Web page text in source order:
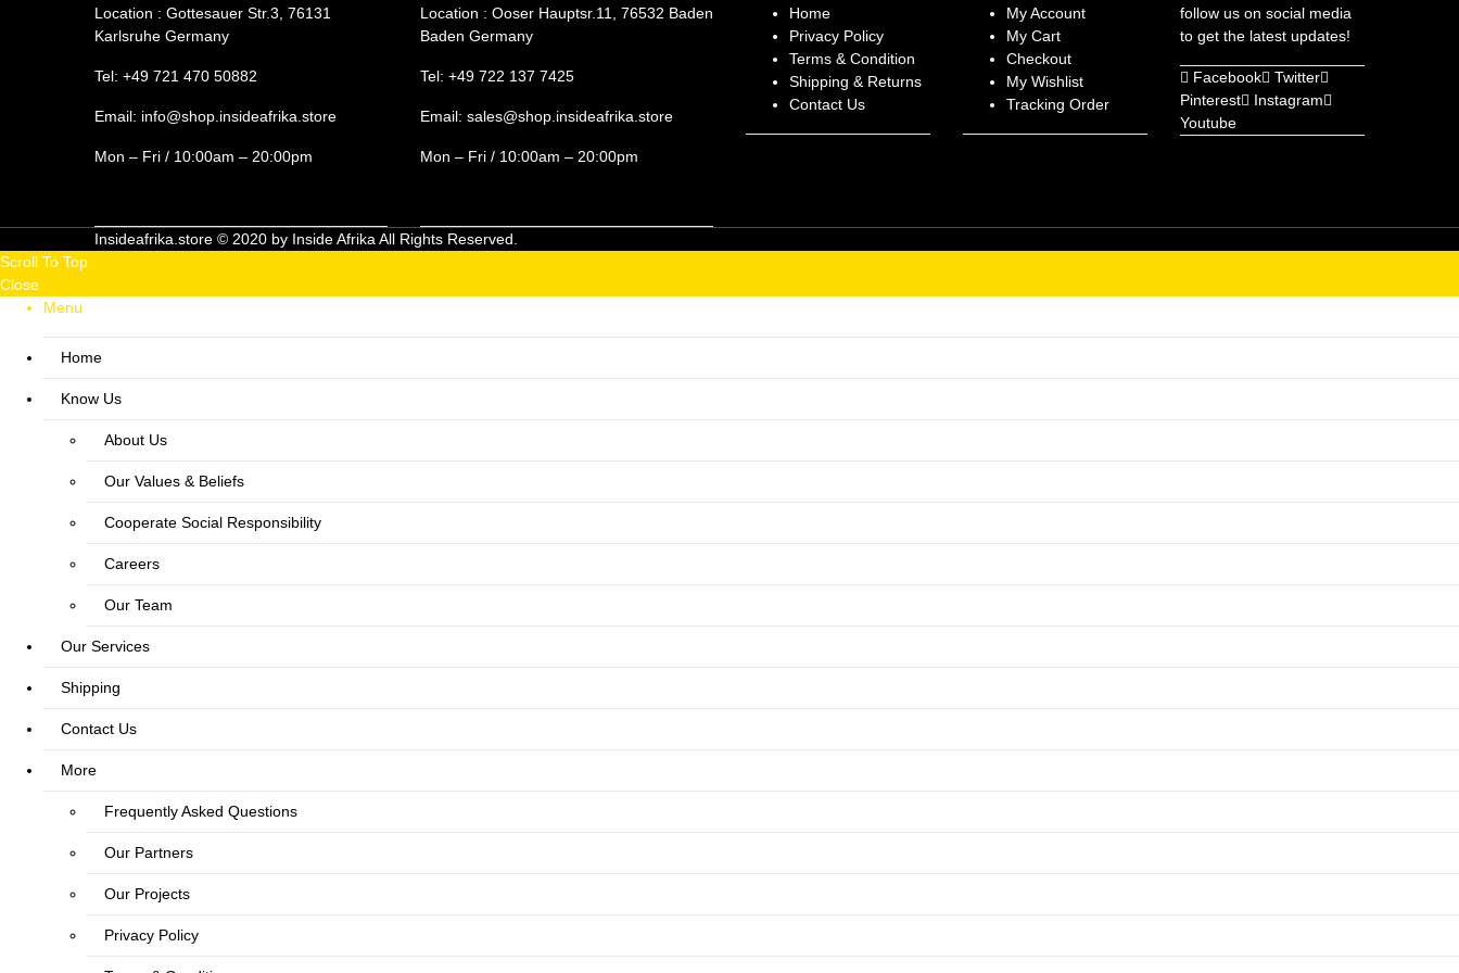
Location : Gottesauer Str.3, 76131
Karlsruhe Germany
Tel: +49 721 470 50882
Email: info@shop.insideafrika.store
Mon – Fri / 10:00am – 20:00pm
Location : Ooser Hauptsr.11, 76532 Baden
Baden Germany
Tel: +49 722 137 7425
Email: sales@shop.insideafrika.store
Mon – Fri / 10:00am – 20:00pm
Home
Privacy Policy
Terms & Condition
Shipping & Returns
Contact Us
My Account
My Cart
Checkout
My Wishlist
Tracking Order
follow us on social media
to get the latest updates!
Facebook
Twitter
Pinterest
Instagram
Youtube
Insideafrika.store © 2020 by Inside Afrika All Rights Reserved.
Scroll To Top
Close
Menu
Home
Know Us
About Us
Our Values & Beliefs
Cooperate Social Responsibility
Careers
Our Team
Our Services
Shipping
Contact Us
More
Frequently Asked Questions
Our Partners
Our Projects
Privacy Policy